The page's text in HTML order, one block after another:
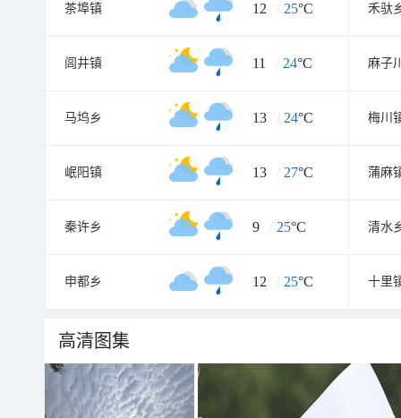
茶埠镇 12 / 25°C 禾驮
闾井镇 11 / 24°C 麻子
马坞乡 13 / 24°C 梅川
岷阳镇 13 / 27°C 蒲麻
秦许乡 9 / 25°C 清水
申都乡 12 / 25°C 十里
高清图集